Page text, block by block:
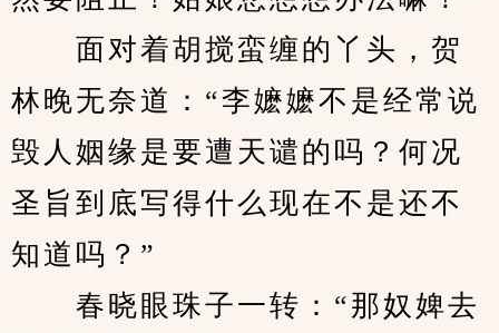
面对着胡搅蛮缠的丫头，贺
林晚无奈道：“李嬷嬷不是经常说
毁人姻缘是要遭天谴的吗？何况
圣旨到底写得什么现在不是还不
知道吗？”
春晓眼珠子一转：“那奴婢去